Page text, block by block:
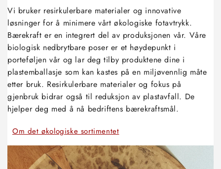
Vi bruker resirkulerbare materialer og innovative
løsninger for å minimere vårt økologiske fotavtrykk.
Bærekraft er en integrert del av produksjonen vår. Våre
biologisk nedbrytbare poser er et høydepunkt i
porteføljen vår og lar deg tilby produktene dine i
plastemballasje som kan kastes på en miljøvennlig måte
etter bruk. Resirkulerbare materialer og fokus på
gjenbruk bidrar også til reduksjon av plastavfall. De
hjelper deg med å nå bedriftens bærekraftsmål.
Om det økologiske sortimentet